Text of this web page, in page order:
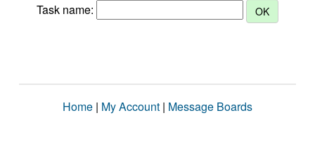
Task name:
Home | My Account | Message Boards